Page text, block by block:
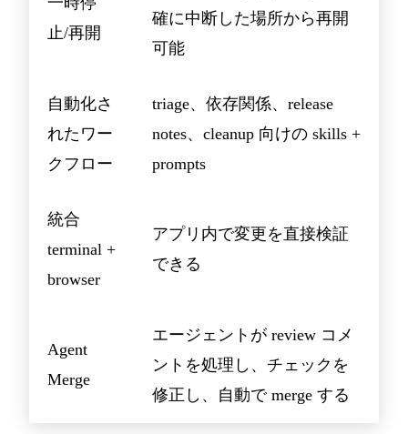
止/再開
確に中断した場所から再開
可能
自動化さ
れたワー
クフロー
triage、依存関係、release
notes、cleanup 向けの skills +
prompts
統合
terminal +
browser
アプリ内で変更を直接検証
できる
Agent
Merge
エージェントが review コメ
ントを処理し、チェックを
修正し、自動で merge する